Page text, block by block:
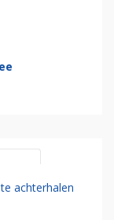
achterhalen